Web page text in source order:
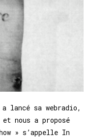
a lancé sa webradio,
et nous a proposé
» s’appelle In